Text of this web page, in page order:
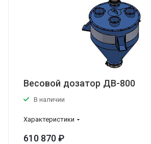
Весовой дозатор ДВ-800
В наличии
Характеристики
610 870 ₽